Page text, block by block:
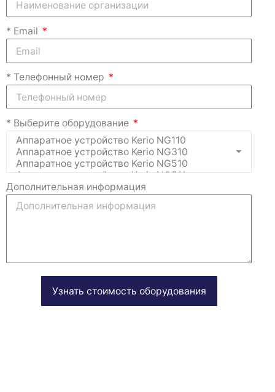
* Email
* Телефонный номер
* Выберите оборудование
Дополнительная информация
Узнать стоимость оборудования